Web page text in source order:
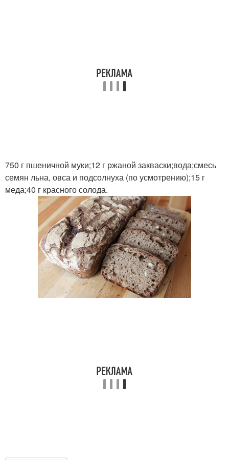
750 г пшеничной муки;12 г ржаной закваски;вода;смесь
семян льна, овса и подсолнуха (по усмотрению);15 г
меда;40 г красного солода.